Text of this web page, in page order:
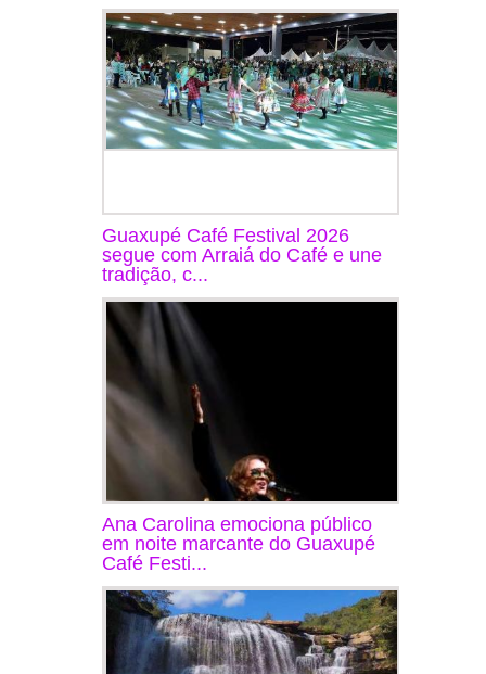
Guaxupé Café Festival 2026
segue com Arraiá do Café e une
tradição, c...
Ana Carolina emociona público
em noite marcante do Guaxupé
Café Festi...